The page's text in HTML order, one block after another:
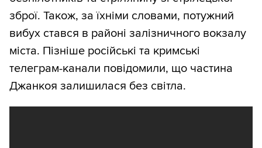
зброї. Також, за їхніми словами, потужний
вибух стався в районі залізничного вокзалу
міста. Пізніше російські та кримські
телеграм-канали повідомили, що частина
Джанкоя залишилася без світла.